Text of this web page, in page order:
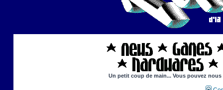
Un petit coup de main... Vous pouvez